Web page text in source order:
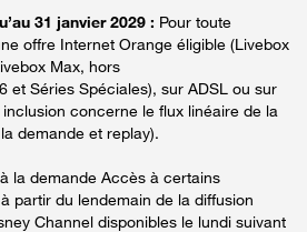
31 janvier 2029 : Pour toute
offre Internet Orange éligible (Livebox
Max, hors
et Séries Spéciales), sur ADSL ou sur
concerne le flux linéaire de la
demande et replay).
la demande Accès à certains
partir du lendemain de la diffusion
Channel disponibles le lundi suivant